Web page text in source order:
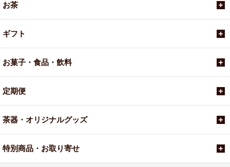
お茶
ギフト
お菓子・食品・飲料
定期便
茶器・オリジナルグッズ
特別商品・お取り寄せ